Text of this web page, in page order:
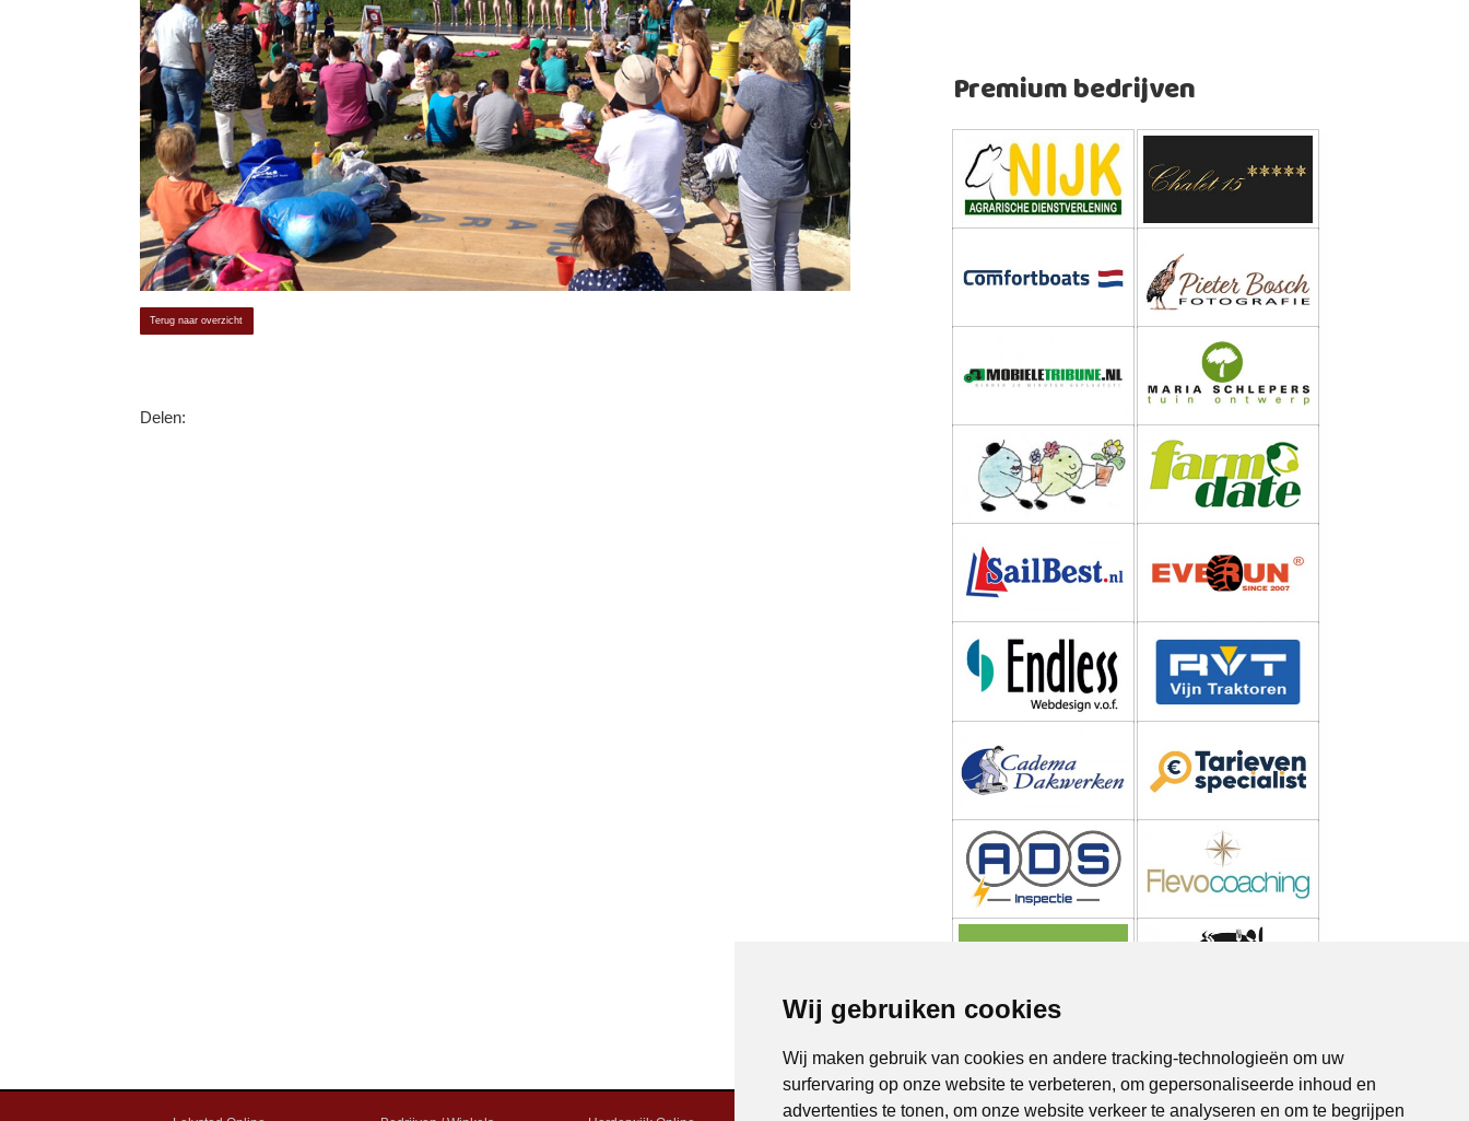
Wij gebruiken cookies
Wij maken gebruik van cookies en andere tracking-technologieën om uw
surfervaring op onze website te verbeteren, om gepersonaliseerde inhoud en
advertenties te tonen, om onze website verkeer te analyseren en om te begrijpen
Terug naar overzicht
Delen:
Premium bedrijven